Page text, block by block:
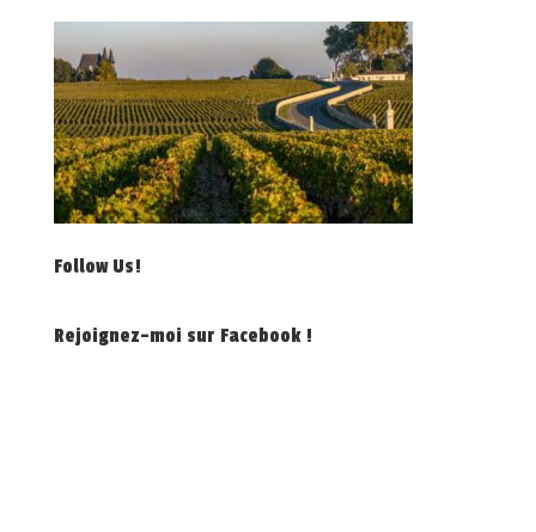
Follow Us!
Rejoignez-moi sur Facebook !